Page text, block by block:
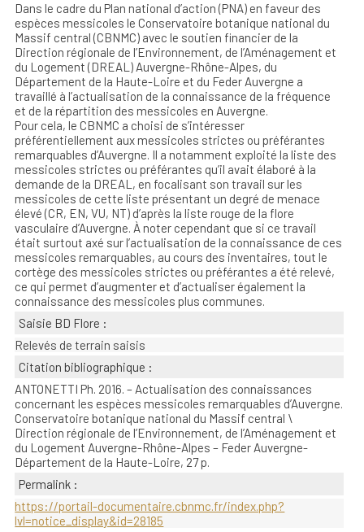
Dans le cadre du Plan national d’action (PNA) en faveur des
espèces messicoles le Conservatoire botanique national du
Massif central (CBNMC) avec le soutien financier de la
Direction régionale de l’Environnement, de l’Aménagement et
du Logement (DREAL) Auvergne-Rhône-Alpes, du
Département de la Haute-Loire et du Feder Auvergne a
travaillé à l’actualisation de la connaissance de la fréquence
et de la répartition des messicoles en Auvergne.
Pour cela, le CBNMC a choisi de s’intéresser
préférentiellement aux messicoles strictes ou préférantes
remarquables d’Auvergne. Il a notamment exploité la liste des
messicoles strictes ou préférantes qu’il avait élaboré à la
demande de la DREAL, en focalisant son travail sur les
messicoles de cette liste présentant un degré de menace
élevé (CR, EN, VU, NT) d’après la liste rouge de la flore
vasculaire d’Auvergne. À noter cependant que si ce travail
était surtout axé sur l’actualisation de la connaissance de ces
messicoles remarquables, au cours des inventaires, tout le
cortège des messicoles strictes ou préférantes a été relevé,
ce qui permet d’augmenter et d’actualiser également la
connaissance des messicoles plus communes.
Saisie BD Flore :
Relevés de terrain saisis
Citation bibliographique :
ANTONETTI Ph. 2016. – Actualisation des connaissances
concernant les espèces messicoles remarquables d’Auvergne.
Conservatoire botanique national du Massif central \
Direction régionale de l’Environnement, de l’Aménagement et
du Logement Auvergne-Rhône-Alpes – Feder Auvergne-
Département de la Haute-Loire, 27 p.
Permalink :
https://portail-documentaire.cbnmc.fr/index.php?
lvl=notice_display&id=28185